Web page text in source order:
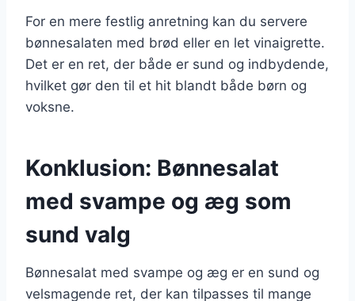
For en mere festlig anretning kan du servere
bønnesalaten med brød eller en let vinaigrette.
Det er en ret, der både er sund og indbydende,
hvilket gør den til et hit blandt både børn og
voksne.
Konklusion: Bønnesalat
med svampe og æg som
sund valg
Bønnesalat med svampe og æg er en sund og
velsmagende ret, der kan tilpasses til mange